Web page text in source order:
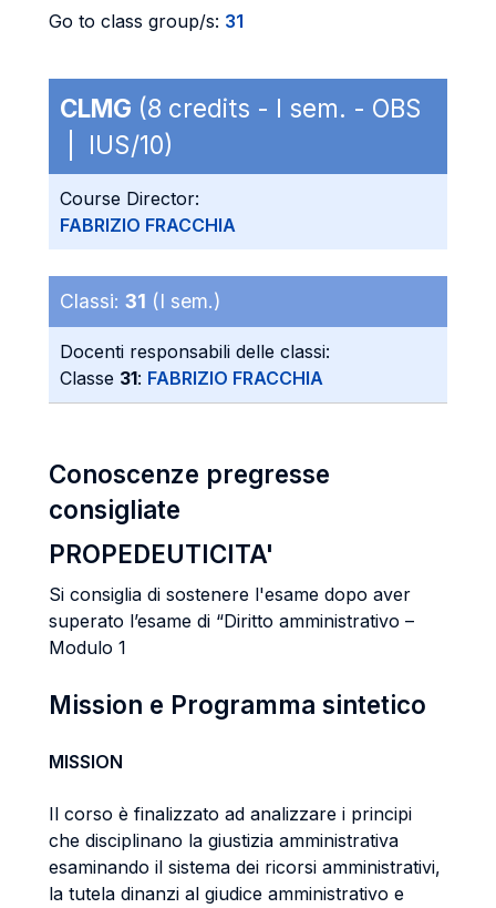
Go to class group/s: 31
CLMG (8 credits - I sem. - OBS
| IUS/10)
Course Director:
FABRIZIO FRACCHIA
Classi: 31 (I sem.)
Docenti responsabili delle classi:
Classe 31: FABRIZIO FRACCHIA
Conoscenze pregresse
consigliate
PROPEDEUTICITA'
Si consiglia di sostenere l'esame dopo aver
superato l’esame di “Diritto amministrativo –
Modulo 1
Mission e Programma sintetico
MISSION
Il corso è finalizzato ad analizzare i principi
che disciplinano la giustizia amministrativa
esaminando il sistema dei ricorsi amministrativi,
la tutela dinanzi al giudice amministrativo e